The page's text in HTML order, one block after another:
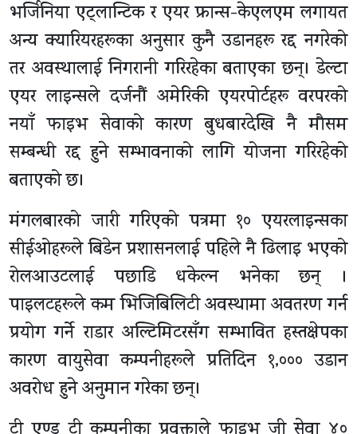
भर्जिनिया एट्लान्टिक र एयर फ्रान्स-केएलएम लगायत
अन्य क्यारियरहरूका अनुसार कुनै उडानहरू रद्द नगरेको
तर अवस्थालाई निगरानी गरिरहेका बताएका छन्। डेल्टा
एयर लाइन्सले दर्जनौं अमेरिकी एयरपोर्टहरू वरपरको
नयाँ फाइभ सेवाको कारण बुधबारदेखि नै मौसम
सम्बन्धी रद्द हुने सम्भावनाको लागि योजना गरिरहेको
बताएको छ।
मंगलबारको जारी गरिएको पत्रमा १० एयरलाइन्सका
सीईओहरूले बिडेन प्रशासनलाई पहिले नै ढिलाइ भएको
रोलआउटलाई पछाडि धकेल्न भनेका छन् ।
पाइलटहरूले कम भिजिबिलिटी अवस्थामा अवतरण गर्न
प्रयोग गर्ने राडार अल्टिमिटरसँग सम्भावित हस्तक्षेपका
कारण वायुसेवा कम्पनीहरूले प्रतिदिन १,००० उडान
अवरोध हुने अनुमान गरेका छन्।